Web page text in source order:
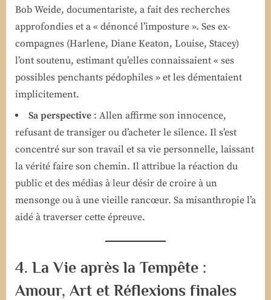
Bob Weide, documentariste, a fait des recherches
approfondies et a « dénoncé l’imposture ». Ses ex-
compagnes (Harlene, Diane Keaton, Louise, Stacey)
l’ont soutenu, estimant qu’elles connaissaient « ses
possibles penchants pédophiles » et les démentaient
implicitement.
Sa perspective : Allen affirme son innocence,
refusant de transiger ou d’acheter le silence. Il s’est
concentré sur son travail et sa vie personnelle, laissant
la vérité faire son chemin. Il attribue la réaction du
public et des médias à leur désir de croire à un
mensonge ou à une vieille rancœur. Sa misanthropie l’a
aidé à traverser cette épreuve.
4. La Vie après la Tempête :
Amour, Art et Réflexions finales